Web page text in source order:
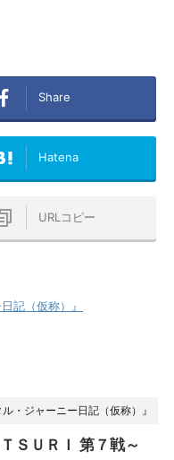
Share
Hatena
URLコピー
記（仮称）』
・ジャーニー日記（仮称）』
ＳＵＲＩ 第７戦～